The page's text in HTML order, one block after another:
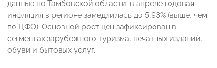
данные по Тамбовской области: в апреле годовая
инфляция в регионе замедлилась до 5,93% (выше, чем
по ЦФО). Основной рост цен зафиксирован в
сегментах зарубежного туризма, печатных изданий,
обуви и бытовых услуг.